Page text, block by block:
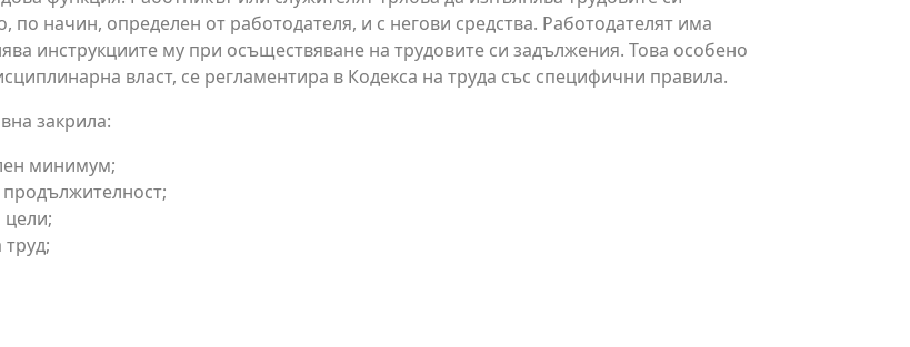
начин, определен от работодателя, и с негови средства. Работодателят има
инструкциите му при осъществяване на трудовите си задължения. Това особено
власт, се регламентира в Кодекса на труда със специфични правила.
закрила:
минимум;
цели;